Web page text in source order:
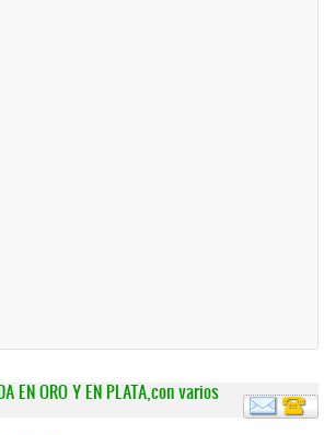
EN ORO Y EN PLATA,con varios